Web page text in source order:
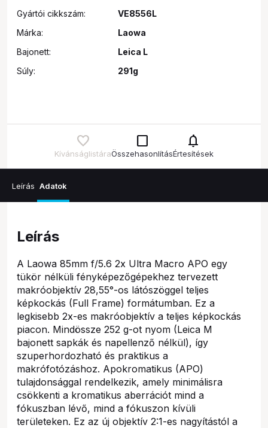
Gyártói cikkszám:
VE8556L
Márka:
Laowa
Bajonett:
Leica L
Súly:
291g
Kívánságlistára
check_box_outline_blank
Összehasonlítás
notifications
Értesítések
Leírás Adatok
Leírás
A Laowa 85mm f/5.6 2x Ultra Macro APO egy
tükör nélküli fényképezőgépekhez tervezett
makróobjektív 28,55°-os látószöggel teljes
képkockás (Full Frame) formátumban. Ez a
legkisebb 2x-es makróobjektív a teljes képkockás
piacon. Mindössze 252 g-ot nyom (Leica M
bajonett sapkák és napellenző nélkül), így
szuperhordozható és praktikus a
makrófotózáshoz. Apokromatikus (APO)
tulajdonsággal rendelkezik, amely minimálisra
csökkenti a kromatikus aberrációt mind a
fókuszban lévő, mind a fókuszon kívüli
területeken. Ez az új objektív 2:1-es nagyítástól a